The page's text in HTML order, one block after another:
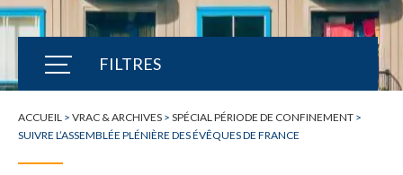
FILTRES
TOUTE L'ACTUALITÉ
ACCUEIL > VRAC & ARCHIVES > SPÉCIAL PÉRIODE DE CONFINEMENT >
SUIVRE L’ASSEMBLÉE PLÉNIÈRE DES ÉVÊQUES DE FRANCE